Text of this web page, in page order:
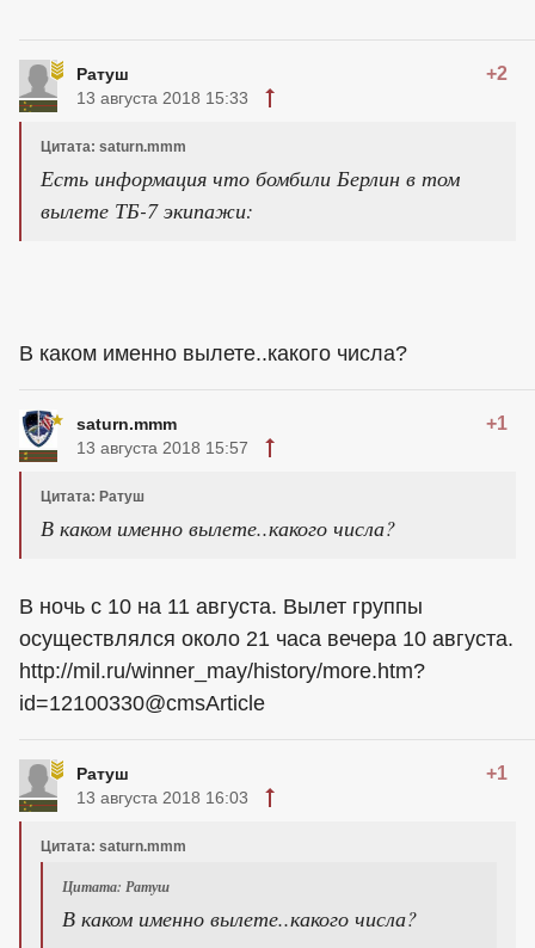
Ратуш +2
13 августа 2018 15:33
Цитата: saturn.mmm
Есть информация что бомбили Берлин в том
вылете ТБ-7 экипажи:
В каком именно вылете..какого числа?
saturn.mmm +1
13 августа 2018 15:57
Цитата: Ратуш
В каком именно вылете..какого числа?
В ночь с 10 на 11 августа. Вылет группы
осуществлялся около 21 часа вечера 10 августа.
http://mil.ru/winner_may/history/more.htm?
id=12100330@cmsArticle
Ратуш +1
13 августа 2018 16:03
Цитата: saturn.mmm
Цитата: Ратуш
В каком именно вылете..какого числа?